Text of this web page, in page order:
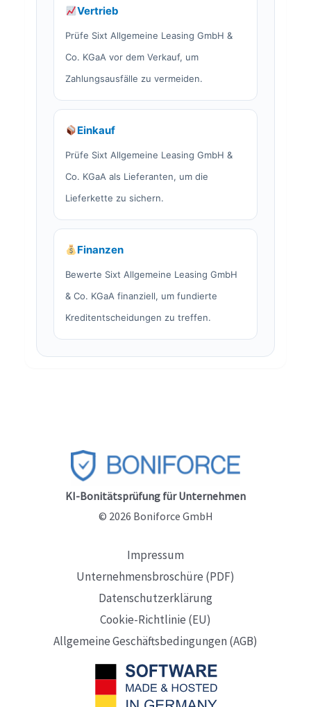
Vertrieb
Prüfe Sixt Allgemeine Leasing GmbH &
Co. KGaA vor dem Verkauf, um
Zahlungsausfälle zu vermeiden.
Einkauf
Prüfe Sixt Allgemeine Leasing GmbH &
Co. KGaA als Lieferanten, um die
Lieferkette zu sichern.
Finanzen
Bewerte Sixt Allgemeine Leasing GmbH
& Co. KGaA finanziell, um fundierte
Kreditentscheidungen zu treffen.
KI-Bonitätsprüfung für Unternehmen
© 2026 Boniforce GmbH
Impressum
Unternehmensbroschüre (PDF)
Datenschutzerklärung
Cookie-Richtlinie (EU)
Allgemeine Geschäftsbedingungen (AGB)